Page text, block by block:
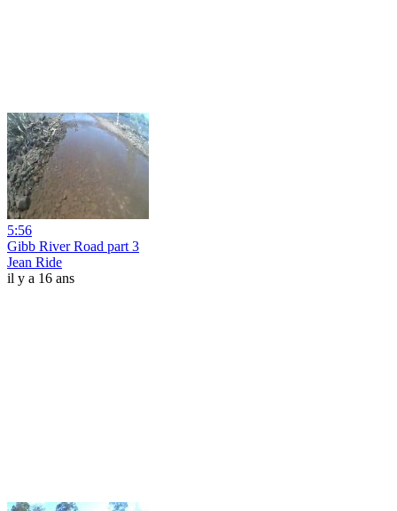
5:56
Gibb River Road part 3
Jean Ride
il y a 16 ans